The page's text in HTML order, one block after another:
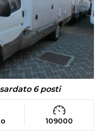
6 posti
109000